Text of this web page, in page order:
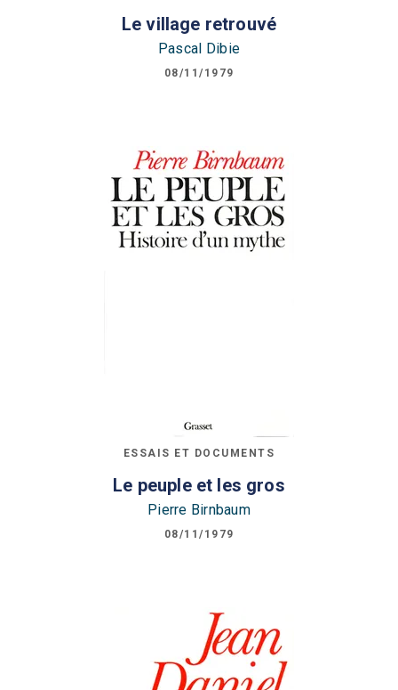
Le village retrouvé
Pascal Dibie
08/11/1979
ESSAIS ET DOCUMENTS
Le peuple et les gros
Pierre Birnbaum
08/11/1979